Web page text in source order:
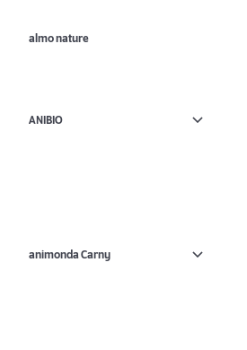
almo nature
ANIBIO
animonda Carny